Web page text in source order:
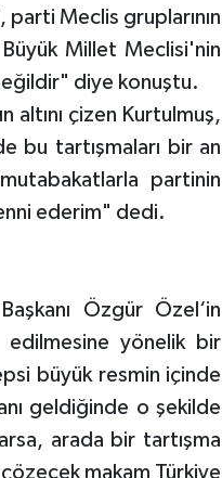
Meclis gruplarının
Millet Meclisi'nin
diye konuştu.
altını çizen Kurtulmuş,
bu tartışmaları bir an
partinin
ederim" dedi.
Özgür Özel‘in
edilmesine yönelik bir
büyük resmin içinde
geldiğinde o şekilde
arada bir tartışma
çözecek makam Türkiye